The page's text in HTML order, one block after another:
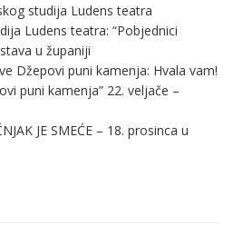
studija Ludens teatra
Ludens teatra: “Pobjednici
u županiji
Džepovi puni kamenja: Hvala vam!
puni kamenja” 22. veljače –
JE SMEĆE – 18. prosinca u